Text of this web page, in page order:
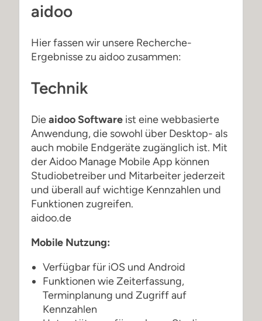
aidoo
Hier fassen wir unsere Recherche-
Ergebnisse zu aidoo zusammen:
Technik
Dieaidoo Software ist eine webbasierte
Anwendung, die sowohl über Desktop- als
auch mobile Endgeräte zugänglich ist. Mit
der Aidoo Manage Mobile App können
Studiobetreiber und Mitarbeiter jederzeit
und überall auf wichtige Kennzahlen und
Funktionen zugreifen.
aidoo.de
Mobile Nutzung:
Verfügbar für iOS und Android
Funktionen wie Zeiterfassung,
Terminplanung und Zugriff auf
Kennzahlen